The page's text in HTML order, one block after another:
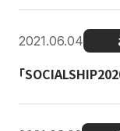
2021.06.04
「